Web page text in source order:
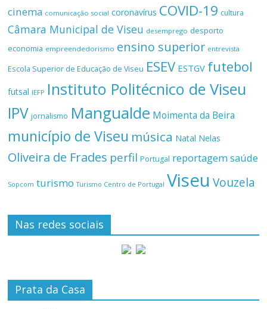
cinema comunicação social coronavírus COVID-19 cultura
Câmara Municipal de Viseu desemprego desporto
economia empreendedorismo ensino superior entrevista
Escola Superior de Educação de Viseu ESEV ESTGV futebol
futsal IEFP Instituto Politécnico de Viseu
IPV jornalismo Mangualde Moimenta da Beira
município de Viseu música Natal Nelas
Oliveira de Frades perfil Portugal reportagemsaúde
Sopcom turismo Turismo Centro de Portugal Viseu Vouzela
Nas redes sociais
Prata da Casa